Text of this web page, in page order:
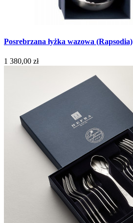
Posrebrzana łyżka wazowa (Rapsodia)
1 380,00 zł